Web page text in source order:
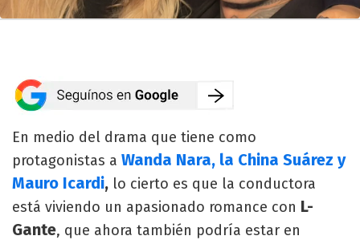
En medio del drama que tiene como
protagonistas a Wanda Nara, la China Suárez y
Mauro Icardi, lo cierto es que la conductora
está viviendo un apasionado romance con L-
Gante, que ahora también podría estar en